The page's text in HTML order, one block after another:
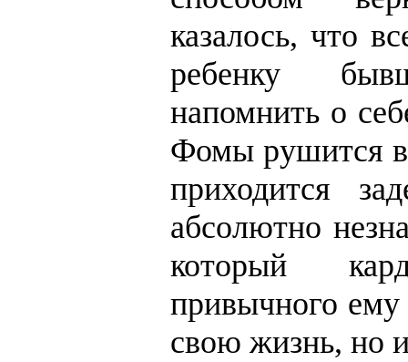
казалось, что
ребенку
напомнить о
Фомы рушится
приходится
абсолютно
который
привычного
свою жизнь, но